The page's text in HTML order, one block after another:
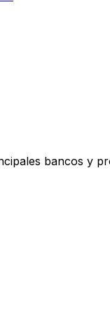
bancos y